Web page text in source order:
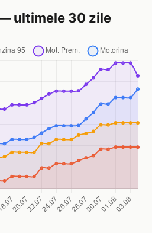
ultimele 30 zile